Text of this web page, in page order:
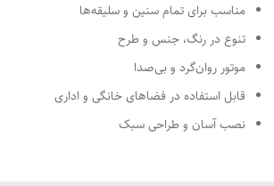
مناسب برای تمام سنین و سلیقه‌ها
تنوع در رنگ، جنس و طرح
موتور روان‌گرد و بی‌صدا
قابل استفاده در فضاهای خانگی و اداری
نصب آسان و طراحی سبک